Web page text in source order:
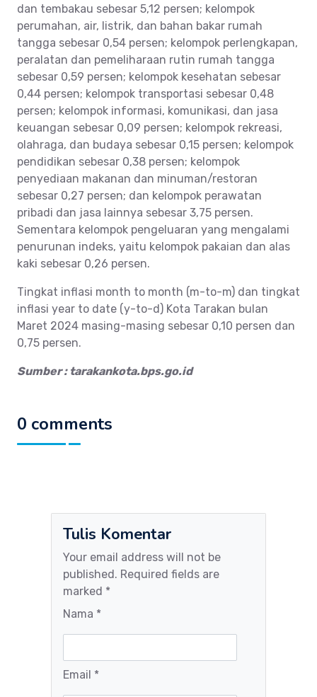
dan tembakau sebesar 5,12 persen; kelompok
perumahan, air, listrik, dan bahan bakar rumah
tangga sebesar 0,54 persen; kelompok perlengkapan,
peralatan dan pemeliharaan rutin rumah tangga
sebesar 0,59 persen; kelompok kesehatan sebesar
0,44 persen; kelompok transportasi sebesar 0,48
persen; kelompok informasi, komunikasi, dan jasa
keuangan sebesar 0,09 persen; kelompok rekreasi,
olahraga, dan budaya sebesar 0,15 persen; kelompok
pendidikan sebesar 0,38 persen; kelompok
penyediaan makanan dan minuman/restoran
sebesar 0,27 persen; dan kelompok perawatan
pribadi dan jasa lainnya sebesar 3,75 persen.
Sementara kelompok pengeluaran yang mengalami
penurunan indeks, yaitu kelompok pakaian dan alas
kaki sebesar 0,26 persen.
Tingkat inflasi month to month (m-to-m) dan tingkat
inflasi year to date (y-to-d) Kota Tarakan bulan
Maret 2024 masing-masing sebesar 0,10 persen dan
0,75 persen.
Sumber : tarakankota.bps.go.id
0 comments
Tulis Komentar
Your email address will not be
published. Required fields are
marked *
Nama *
Email *